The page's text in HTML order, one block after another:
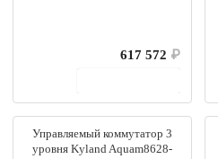
617 572 ₽
Управляемый коммутатор 3
уровня Kyland Aquam8628-